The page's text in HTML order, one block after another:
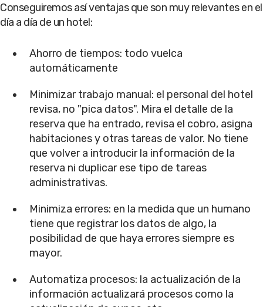
Conseguiremos así ventajas que son muy relevantes en el
día a día de un hotel:
Ahorro de tiempos: todo vuelca
automáticamente
Minimizar trabajo manual: el personal del hotel
revisa, no "pica datos". Mira el detalle de la
reserva que ha entrado, revisa el cobro, asigna
habitaciones y otras tareas de valor. No tiene
que volver a introducir la información de la
reserva ni duplicar ese tipo de tareas
administrativas.
Minimiza errores: en la medida que un humano
tiene que registrar los datos de algo, la
posibilidad de que haya errores siempre es
mayor.
Automatiza procesos: la actualización de la
información actualizará procesos como la